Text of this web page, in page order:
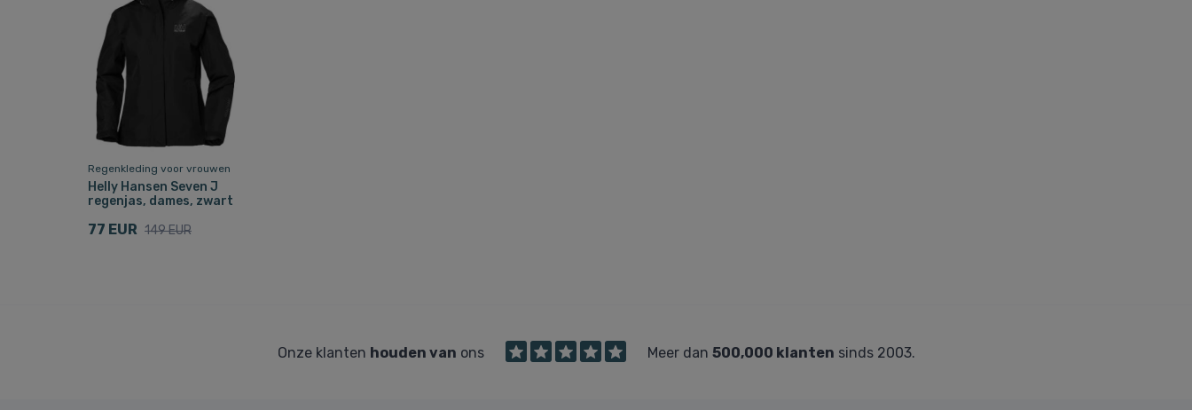
Regenkleding voor vrouwen
Helly Hansen Seven J
regenjas, dames, zwart
77 EUR 149 EUR
Onze klanten houden van ons Meer dan 500,000 klanten sinds 2003.